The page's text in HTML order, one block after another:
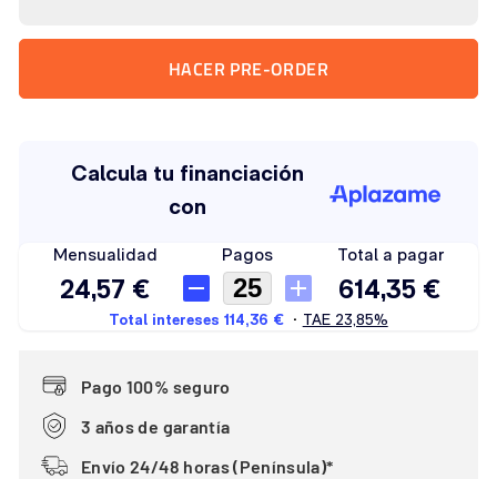
HACER PRE-ORDER
Pago 100% seguro
3 años de garantía
Envío 24/48 horas (Península)*